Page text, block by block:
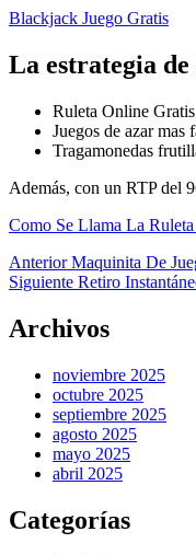
Blackjack Juego Gratis
La estrategia
Ruleta Online
Juegos de azar mas
Tragamonedas
Además, con un RTP del
Como Se Llama La
AnteriorMaquinita De
Siguiente Retiro
Archivos
noviembre 2025
octubre 2025
septiembre 2025
agosto 2025
mayo 2025
abril 2025
Categorías